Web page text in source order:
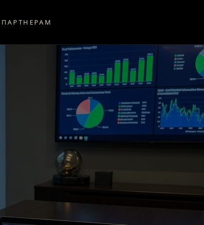
ПАРТНЕРАМ